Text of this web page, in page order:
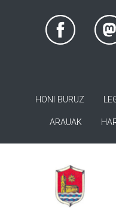
HONI BURUZ
ARAUAK